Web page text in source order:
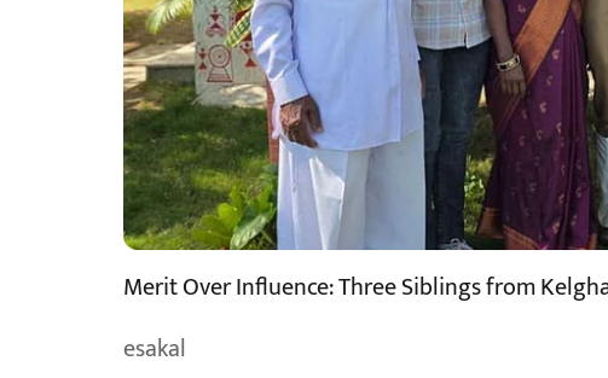
Merit Over Influence: Three Siblings from
esakal